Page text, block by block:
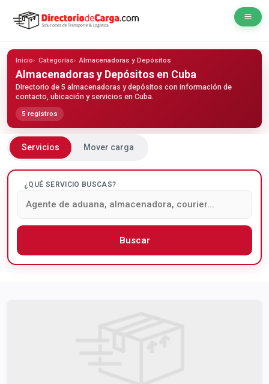
Inicio Categorías Almacenadoras y Depósitos
Almacenadoras y Depósitos en Cuba
Directorio de 5 almacenadoras y depósitos con información de
contacto, ubicación y servicios en Cuba.
5 registros
Servicios Mover carga
¿QUÉ SERVICIO BUSCAS?
Buscar